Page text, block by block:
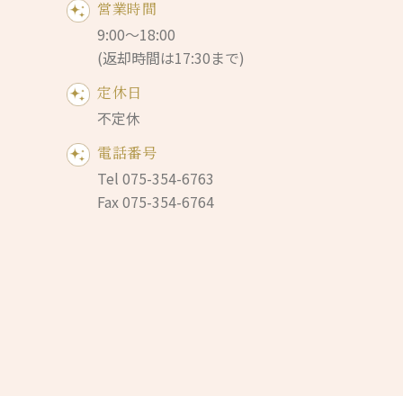
営業時間
9:00〜18:00
(返却時間は17:30まで)
定休日
不定休
電話番号
Tel 075-354-6763
Fax 075-354-6764